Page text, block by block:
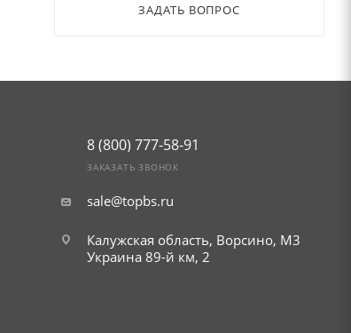
ЗАДАТЬ ВОПРОС
8 (800) 777-58-91
ЗАКАЗАТЬ ЗВОНОК
sale@topbs.ru
Калужская область, Ворсино, М3
Украина 89-й км, 2
г. Обнинск, Киевское шоссе 35,
рынок Строительный плюс